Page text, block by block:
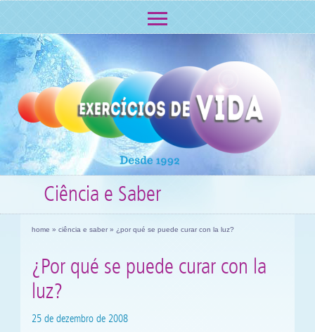
Ciência e Saber
home » ciência e saber» ¿por qué se puede curar con la luz?
¿Por qué se puede curar con la
luz?
25 de dezembro de 2008